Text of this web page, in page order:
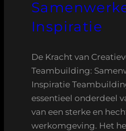
Inspiratie
De Kracht van
Teambuilding:
Inspiratie
essentieel onderdeel
van een sterke en
werkomgeving. Het